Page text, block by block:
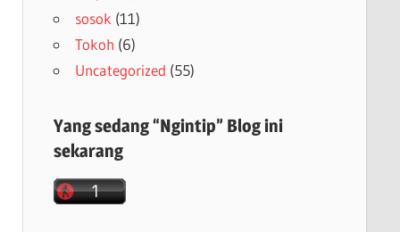
sosok (11)
Tokoh (6)
Uncategorized (55)
Yang sedang “Ngintip” Blog ini
sekarang